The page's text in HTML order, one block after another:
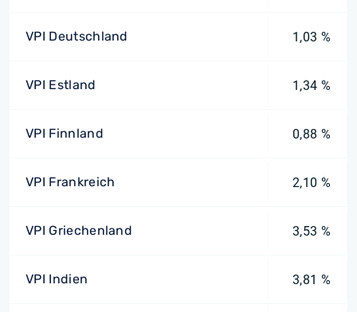
VPI Deutschland 1,03 %
VPI Estland 1,34 %
VPI Finnland 0,88 %
VPI Frankreich 2,10 %
VPI Griechenland 3,53 %
VPI Indien 3,81 %